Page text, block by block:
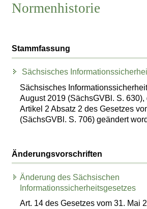
Normenhistorie
Stammfassung
Sächsisches
Sächsisches
August 2019 (SächsGVBl. S. 630),
Artikel 2 Absatz 2 des Gesetzes
(SächsGVBl. S. 706) geändert
Änderungsvorschriften
Änderung des Sächsischen
Informationssicherheitsgesetzes
Art. 14 des Gesetzes vom 31. Mai